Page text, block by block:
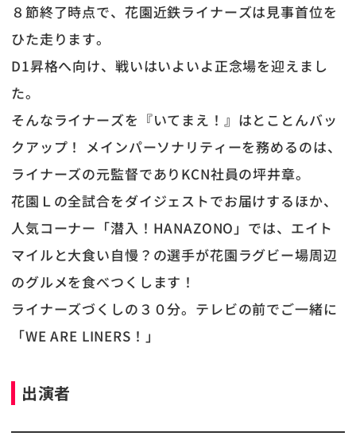
８節終了時点で、花園近鉄ライナーズは見事首位を
ひた走ります。
D1昇格へ向け、戦いはいよいよ正念場を迎えまし
た。
そんなライナーズを『いてまえ！』はとことんバッ
クアップ！ メインパーソナリティーを務めるのは、
ライナーズの元監督でありKCN社員の坪井章。
花園Ｌの全試合をダイジェストでお届けするほか、
人気コーナー「潜入！HANAZONO」では、エイト
マイルと大食い自慢？の選手が花園ラグビー場周辺
のグルメを食べつくします！
ライナーズづくしの３０分。テレビの前でご一緒に
「WE ARE LINERS！」
出演者